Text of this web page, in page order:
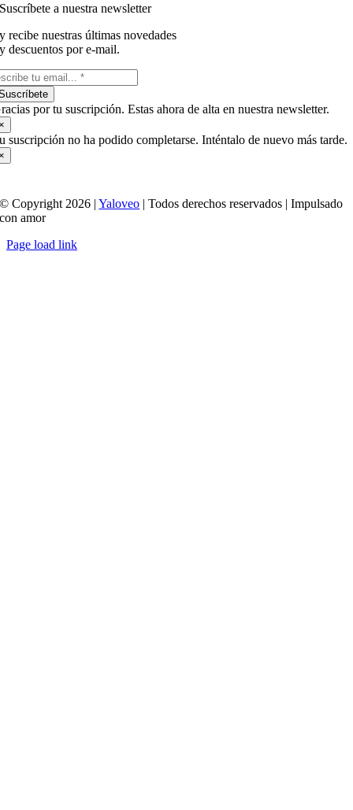
Suscríbete a nuestra newsletter
y recibe nuestras últimas novedades
y descuentos por e-mail.
por tu suscripción. Estas ahora de alta en nuestra newsletter.
suscripción no ha podido completarse. Inténtalo de nuevo más tarde.
© Copyright 2026 |Yaloveo | Todos derechos reservados | Impulsado
con amor
Page load link